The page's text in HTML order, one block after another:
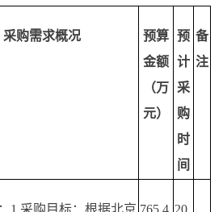
采购需求概况
预算
金额
（万
元）
预
计
采
购
时
间
备
注
1,采购目标：根据北京 765.4 20